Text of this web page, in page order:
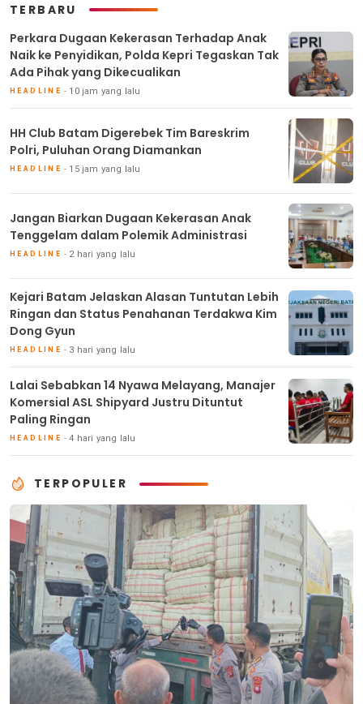
TERBARU
Perkara Dugaan Kekerasan Terhadap Anak
Naik ke Penyidikan, Polda Kepri Tegaskan Tak
Ada Pihak yang Dikecualikan
HEADLINE 10 jam yang lalu
HH Club Batam Digerebek Tim Bareskrim
Polri, Puluhan Orang Diamankan
HEADLINE 15 jam yang lalu
Jangan Biarkan Dugaan Kekerasan Anak
Tenggelam dalam Polemik Administrasi
HEADLINE 2 hari yang lalu
Kejari Batam Jelaskan Alasan Tuntutan Lebih
Ringan dan Status Penahanan Terdakwa Kim
Dong Gyun
HEADLINE 3 hari yang lalu
Lalai Sebabkan 14 Nyawa Melayang, Manajer
Komersial ASL Shipyard Justru Dituntut
Paling Ringan
HEADLINE 4 hari yang lalu
TERPOPULER